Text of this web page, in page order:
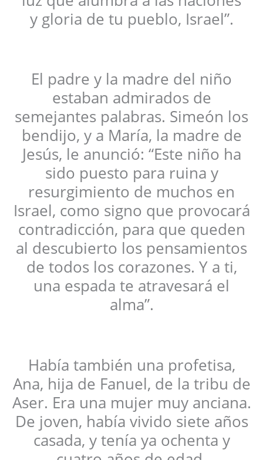
y gloria de tu pueblo, Israel”.
El padre y la madre del niño
estaban admirados de
semejantes palabras. Simeón los
bendijo, y a María, la madre de
Jesús, le anunció: “Este niño ha
sido puesto para ruina y
resurgimiento de muchos en
Israel, como signo que provocará
contradicción, para que queden
al descubierto los pensamientos
de todos los corazones. Y a ti,
una espada te atravesará el
alma”.
Había también una profetisa,
Ana, hija de Fanuel, de la tribu de
Aser. Era una mujer muy anciana.
De joven, había vivido siete años
casada, y tenía ya ochenta y